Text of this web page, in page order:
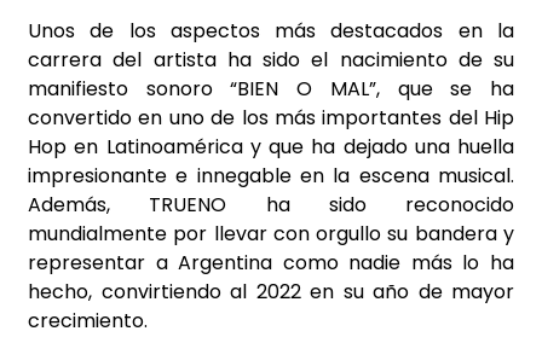
Unos de los aspectos más destacados en la
carrera del artista ha sido el nacimiento de su
manifiesto sonoro “BIEN O MAL”, que se ha
convertido en uno de los más importantes del Hip
Hop en Latinoamérica y que ha dejado una huella
impresionante e innegable en la escena musical.
Además, TRUENO ha sido reconocido
mundialmente por llevar con orgullo su bandera y
representar a Argentina como nadie más lo ha
hecho, convirtiendo al 2022 en su año de mayor
crecimiento.